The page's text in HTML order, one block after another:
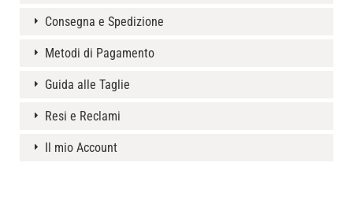
Consegna e Spedizione
Metodi di Pagamento
Guida alle Taglie
Resi e Reclami
Il mio Account